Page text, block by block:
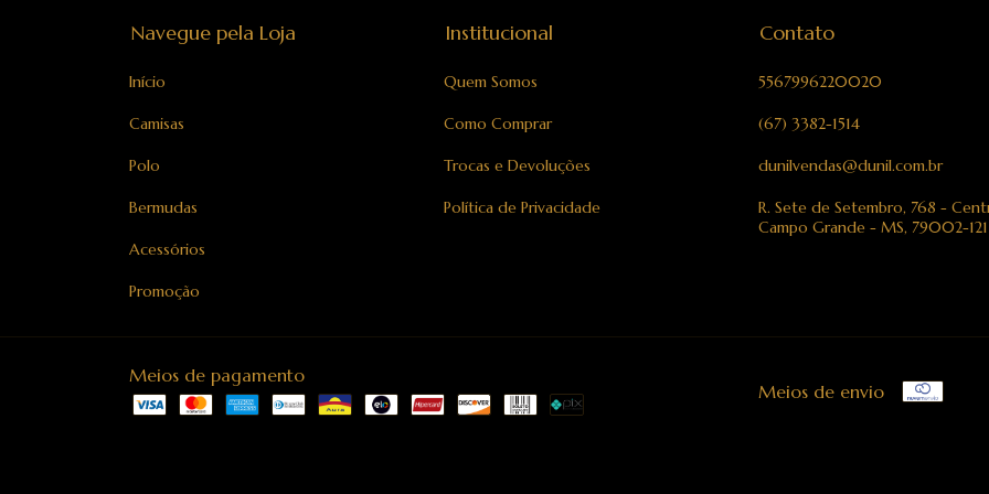
Navegue pela Loja
Início
Camisas
Polo
Bermudas
Acessórios
Promoção
Institucional
Quem Somos
Como Comprar
Trocas e Devoluções
Política de Privacidade
Contato
5567996220020
(67) 3382-1514
dunilvendas@dunil.com.br
R. Sete de Setembro, 768 -
Campo Grande - MS, 79002-121
Meios de pagamento
Meios de envio